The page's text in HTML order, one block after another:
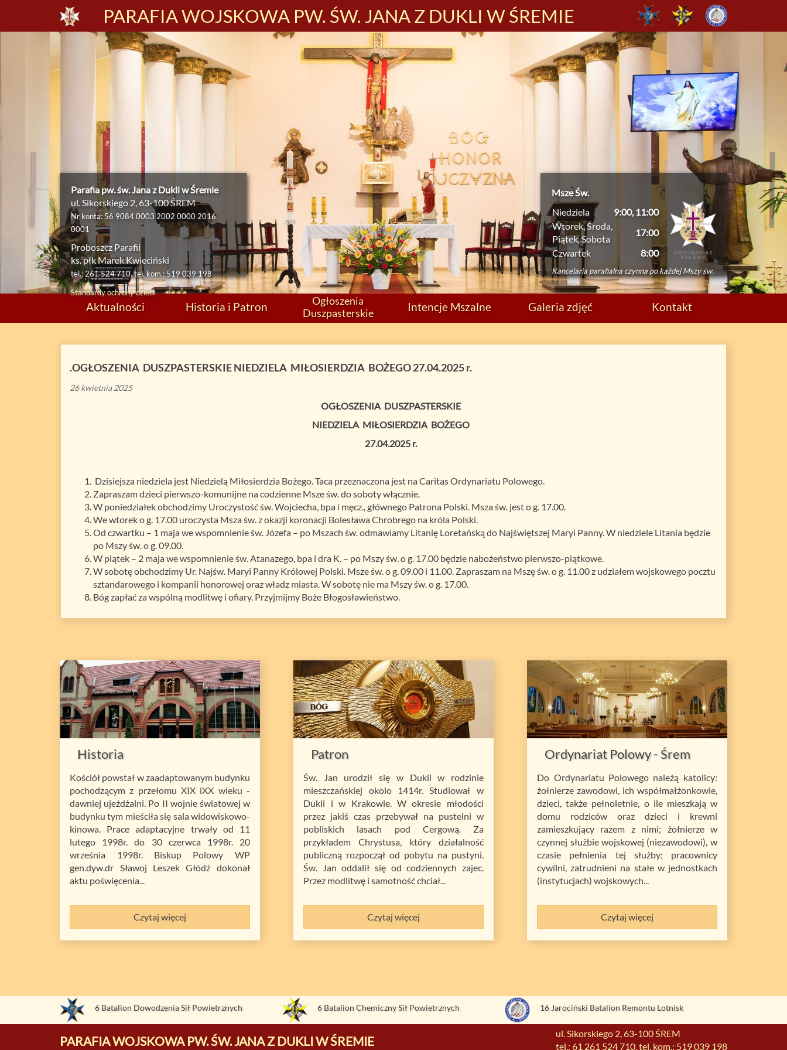
PARAFIA WOJSKOWA PW. ŚW. JANA Z DUKLI W ŚREMIE
Parafia pw. św. Jana z Dukli w Śremie
ul. Sikorskiego 2, 63-100 ŚREM
Nr konta: 56 9084 0003 2002 0000 2016
0001
Proboszcz Parafii
ks. płk Marek Kwieciński
tel.: 261 524 710, tel. kom.: 519 039 198
Standardy ochrony dzieci
Msze Św.
Niedziela
9:00, 11:00
Wtorek, Środa,
Piątek, Sobota
17:00
Czwartek
8:00
Kancelaria parafialna czynna po każdej Mszy św.
Aktualności Historia i Patron
Ogłoszenia
Duszpasterskie
Intencje Mszalne Galeria zdjęć Kontakt
.OGŁOSZENIA DUSZPASTERSKIE NIEDZIELA MIŁOSIERDZIA BOŻEGO 27.04.2025 r.
26 kwietnia 2025
OGŁOSZENIA DUSZPASTERSKIE
NIEDZIELA MIŁOSIERDZIA BOŻEGO
27.04.2025 r.
Dzisiejsza niedziela jest Niedzielą Miłosierdzia Bożego. Taca przeznaczona jest na Caritas Ordynariatu Polowego.
Zapraszam dzieci pierwszo-komunijne na codzienne Msze św. do soboty włącznie.
W poniedziałek obchodzimy Uroczystość św. Wojciecha, bpa i męcz., głównego Patrona Polski. Msza św. jest o g. 17.00.
We wtorek o g. 17.00 uroczysta Msza św. z okazji koronacji Bolesława Chrobrego na króla Polski.
Od czwartku – 1 maja we wspomnienie św. Józefa – po Mszach św. odmawiamy Litanię Loretańską do Najświętszej Maryi Panny. W niedziele Litania będzie
po Mszy św. o g. 09.00.
W piątek – 2 maja we wspomnienie św. Atanazego, bpa i dra K. – po Mszy św. o g. 17.00 będzie nabożeństwo pierwszo-piątkowe.
W sobotę obchodzimy Ur. Najśw. Maryi Panny Królowej Polski. Msze św. o g. 09.00 i 11.00. Zapraszam na Mszę św. o g. 11.00 z udziałem wojskowego pocztu
sztandarowego i kompanii honorowej oraz władz miasta. W sobotę nie ma Mszy św. o g. 17.00.
Bóg zapłać za wspólną modlitwę i ofiary. Przyjmijmy Boże Błogosławieństwo.
Historia
Kościół powstał w zaadaptowanym budynku
pochodzącym z przełomu XIX iXX wieku -
dawniej ujeżdżalni. Po II wojnie światowej w
budynku tym mieściła się sala widowiskowo-
kinowa. Prace adaptacyjne trwały od 11
lutego 1998r. do 30 czerwca 1998r. 20
września 1998r. Biskup Polowy WP
gen.dyw.dr Sławoj Leszek Głódź dokonał
aktu poświęcenia...
Czytaj więcej
Patron
Św. Jan urodził się w Dukli w rodzinie
mieszczańskiej okolo 1414r. Studiował w
Dukli i w Krakowie. W okresie młodości
przez jakiś czas przebywał na pustelni w
pobliskich lasach pod Cergową. Za
przykładem Chrystusa, który działalność
publiczną rozpoczął od pobytu na pustyni.
Św. Jan oddalił się od codziennych zajec.
Przez modlitwę i samotność chciał...
Czytaj więcej
Ordynariat Polowy - Śrem
Do Ordynariatu Polowego należą katolicy:
żołnierze zawodowi, ich współmałżonkowie,
dzieci, także pełnoletnie, o ile mieszkają w
domu rodziców oraz dzieci i krewni
zamieszkujący razem z nimi; żołnierze w
czynnej służbie wojskowej (niezawodowi), w
czasie pełnienia tej służby; pracownicy
cywilni, zatrudnieni na stałe w jednostkach
(instytucjach) wojskowych...
Czytaj więcej
6 Batalion Dowodzenia Sił Powietrznych 6 Batalion Chemiczny Sił Powietrznych 16 Jarociński Batalion Remontu Lotnisk
PARAFIA WOJSKOWA PW. ŚW. JANA Z DUKLI W ŚREMIE
ul. Sikorskiego 2, 63-100 ŚREM
tel.: 61 261 524 710, tel. kom.: 519 039 198